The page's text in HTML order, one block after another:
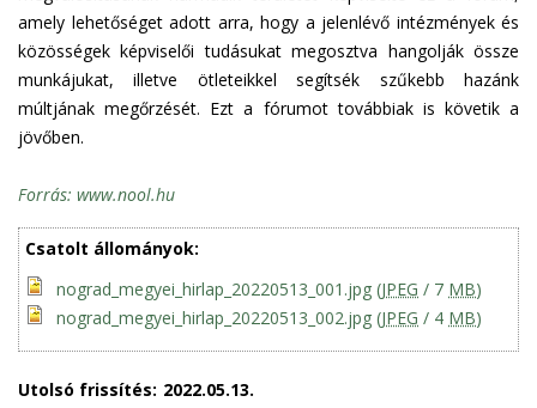
amely lehetőséget adott arra, hogy a jelenlévő intézmények és
közösségek képviselői tudásukat megosztva hangolják össze
munkájukat, illetve ötleteikkel segítsék szűkebb hazánk
múltjának megőrzését. Ezt a fórumot továbbiak is követik a
jövőben.
Forrás: www.nool.hu
Csatolt állományok:
nograd_megyei_hirlap_20220513_001.jpg (JPEG / 7 MB)
nograd_megyei_hirlap_20220513_002.jpg (JPEG / 4 MB)
Utolsó frissítés: 2022.05.13.